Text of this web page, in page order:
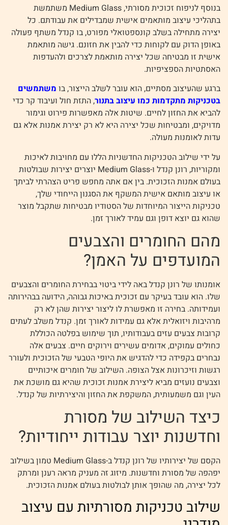
בנוסף לניפוח זכוכית מסורתי, Medium Glass משתמשת
בתהליכי עיצוב מותאמים אישית שמבדילים את עבודתם. כל
יצירה מתחילה בשלב קונספטואלי מפורט, בו קנדל משתף פעולה
באופן הדוק עם לקוחות כדי להבין את חזונם. גישה מותאמת
אישית זו מבטיחה שכל יצירה מותאמת לצרכים ולהעדפות
האסתטיות הספציפיות.
ברגע שהעיצוב מסתיים, הוא עובר לשלב הייצור, בו משתמשים
בטכניקות מתקדמות כמו עיצוב בתנור, התזת חול ועיבוד קר כדי
להביא את החזון לחיים. שיטות אלה מאפשרות פירוט וגימור
מדויקים, ומבטיחות שכל יצירה היא לא רק יצירת אמנות אלא גם
עדות לאומנות מעולה.
על ידי שילוב הטכניקות החדשניות הללו עם מחויבות לאיכות
ומקוריות, רונן קנדל ו-Medium Glass יוצרים יצירות שבולטות
בעולם אמנות הזכוכית. בין אם אתה מחפש פריט הצהרתי לביתך
או עיצוב מותאם אישית המשקף את הסגנון הייחודי שלך,
טכניקות הייצור המיוחדות של הסטודיו מבטיחות שתקבל מוצר
שהוא גם יוצא דופן וגם עמיד לאורך זמן.
מהם החומרים והצבעים
המועדפים על האמן?
אומנותו של רונן קנדל באה לידי ביטוי בבחירת החומרים והצבעים
שלו. הוא עובד בעיקר עם זכוכית באיכות גבוהה, הידועה בבהירותה
ועמידותה. בחירה זו מאפשרת לו ליצור יצירות שהן לא רק
מרהיבות ויזואלית אלא גם עמידות לאורך זמן. קנדל משלב לעתים
קרובות צבעים עזים בעבודותיו, תוך שימוש בפלטה הכוללת
כחולים עמוקים, אדומים עשירים וירוקים חיים. צבעים אלה
נבחרים בקפידה כדי להדגיש את היופי הטבעי של הזכוכית ולעורר
רגשות וזיכרונות אצל הצופה. השילוב של חומרים איכותיים
וצבעים נועזים מביא ליצירת אמנות זכוכית שהיא גם מושכת את
העין וגם משמעותית, המשקפת את החזון והיצירתיות של קנדל.
כיצד השילוב של מסורת
וחדשנות יוצר עבודות ייחודיות?
הקסם של יצירותיו של רונן קנדל ב-Medium Glass טמון בשילוב
יפהפה של מסורת וחדשנות. מיזוג זה מעניק מראה רענן ומרתק
לכל יצירה, מה שהופך אותן לבולטות בעולם אמנות הזכוכית.
שילוב טכניקות מסורתיות עם עיצוב